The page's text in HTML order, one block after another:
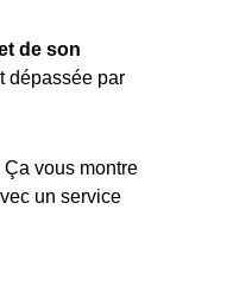
de son
dépassée par
vous montre
un service